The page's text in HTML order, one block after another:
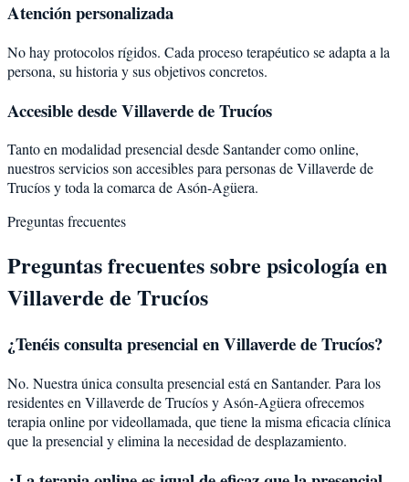
Atención personalizada
No hay protocolos rígidos. Cada proceso terapéutico se adapta a la
persona, su historia y sus objetivos concretos.
Accesible desde Villaverde de Trucíos
Tanto en modalidad presencial desde Santander como online,
nuestros servicios son accesibles para personas de Villaverde de
Trucíos y toda la comarca de Asón-Agüera.
Preguntas frecuentes
Preguntas frecuentes sobre psicología en
Villaverde de Trucíos
¿Tenéis consulta presencial en Villaverde de Trucíos?
No. Nuestra única consulta presencial está en Santander. Para los
residentes en Villaverde de Trucíos y Asón-Agüera ofrecemos
terapia online por videollamada, que tiene la misma eficacia clínica
que la presencial y elimina la necesidad de desplazamiento.